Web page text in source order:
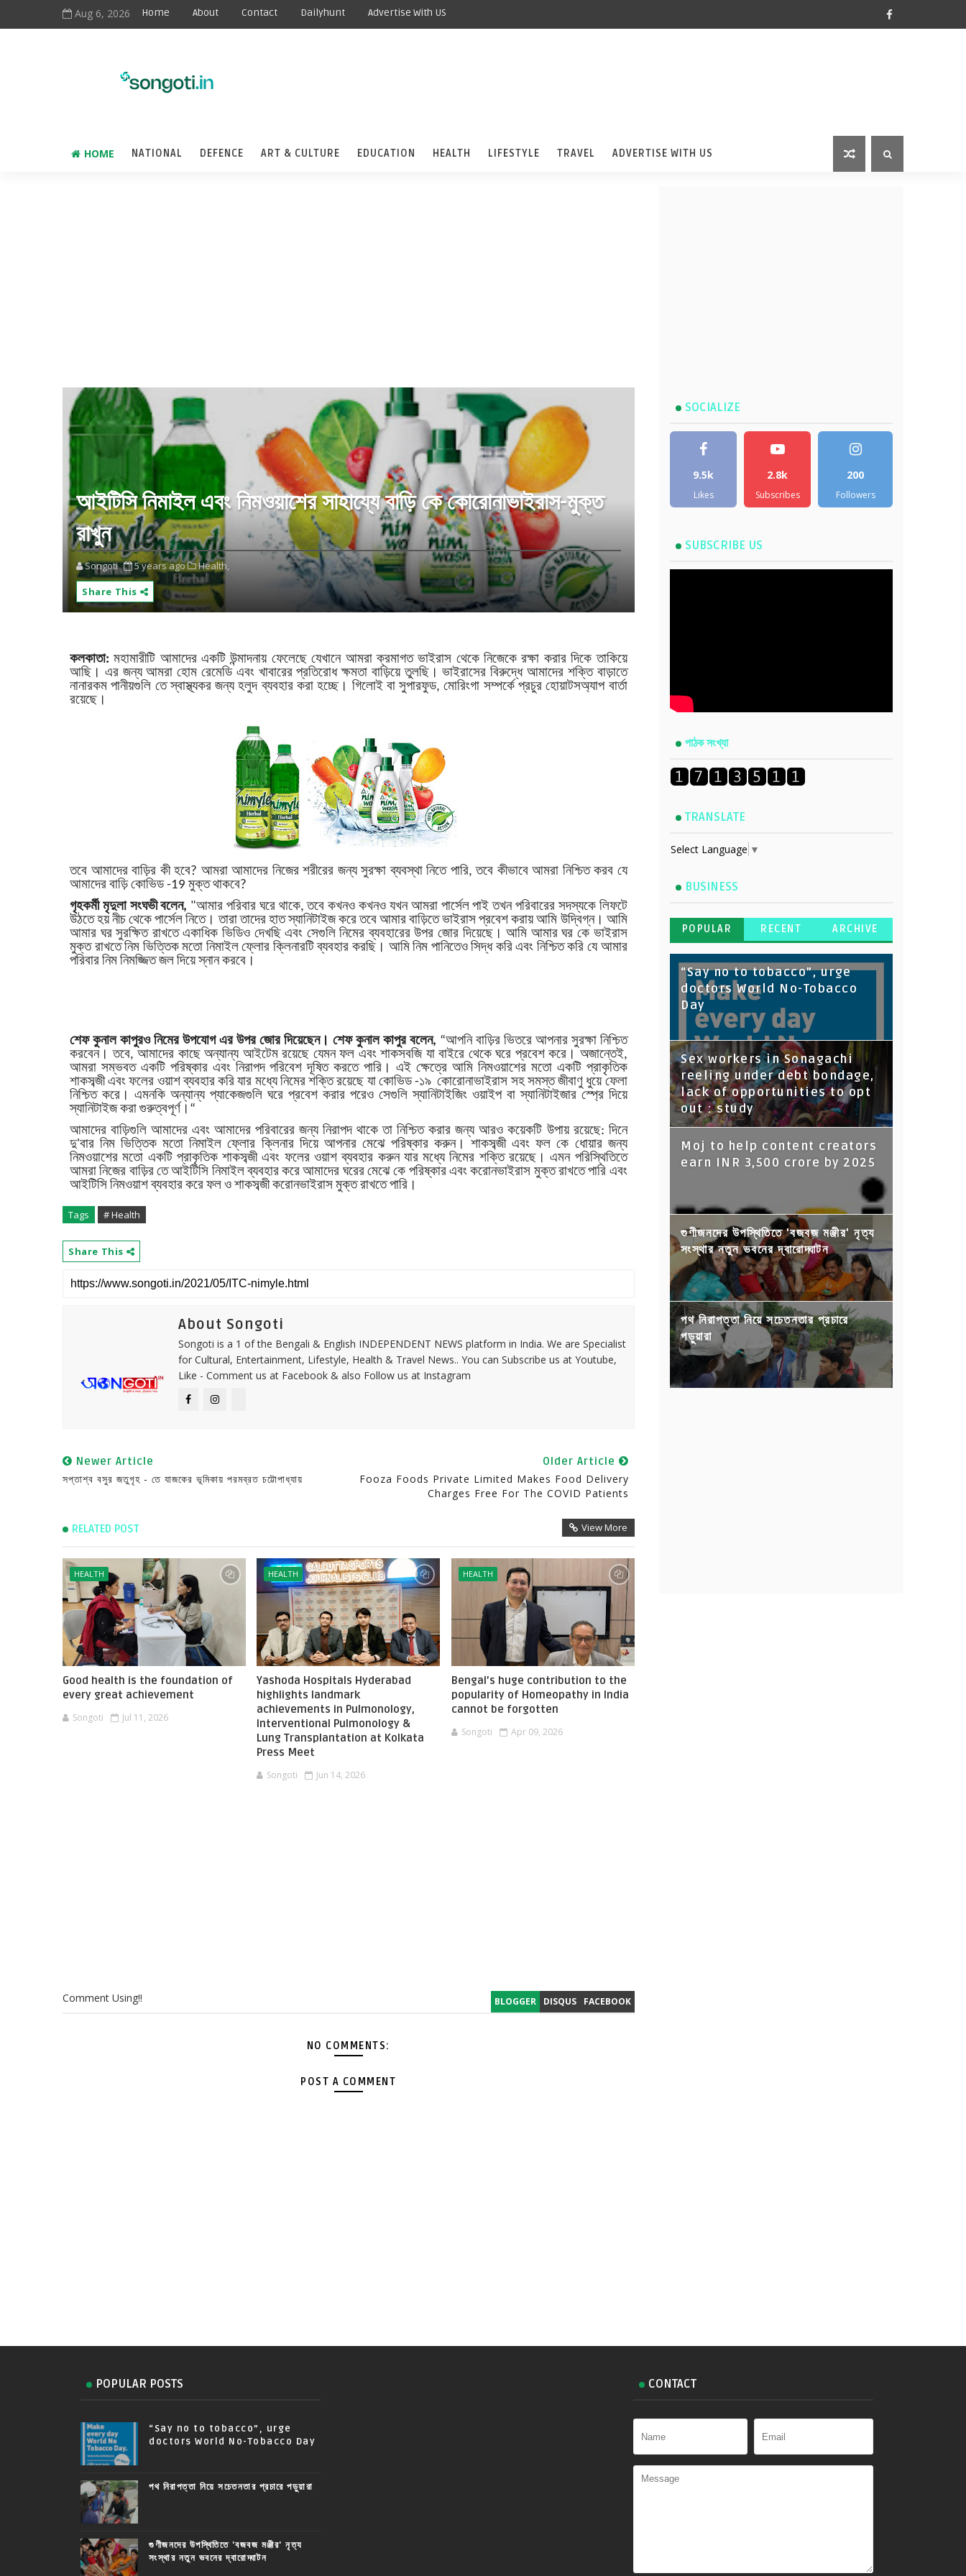
Aug 6, 2026 Home About Contact Dailyhunt Advertise With US
HOME NATIONAL DEFENCE ART & CULTURE EDUCATION HEALTH LIFESTYLE TRAVEL ADVERTISE WITH US
আইটিসি নিমাইল এবং নিমওয়াশের সাহায্যে বাড়ি কে কোরোনাভাইরাস-মুক্ত
রাখুন
Songoti 5 years ago
Health,
Share This
কলকাতা: মহামারীটি আমাদের একটি উন্মাদনায় ফেলেছে যেখানে আমরা ক্রমাগত ভাইরাস থেকে নিজেকে রক্ষা করার দিকে তাকিয়ে
আছি। এর জন্য আমরা হোম রেমেডি এবং খাবারের প্রতিরোধ ক্ষমতা বাড়িয়ে তুলছি। ভাইরাসের বিরুদ্ধে আমাদের শক্তি বাড়াতে
নানারকম পানীয়গুলি তে স্বাস্থ্যকর জন্য হলুদ ব্যবহার করা হচ্ছে। গিলোই বা সুপারফুড, মোরিংগা সম্পর্কে প্রচুর হোয়াটসঅ্যাপ বার্তা
রয়েছে।
তবে আমাদের বাড়ির কী হবে? আমরা আমাদের নিজের শরীরের জন্য সুরক্ষা ব্যবস্থা নিতে পারি, তবে কীভাবে আমরা নিশ্চিত করব যে
আমাদের বাড়ি কোভিড -19 মুক্ত থাকবে?
গৃহকর্মী মৃদুলা সংঘভী বলেন, "আমার পরিবার ঘরে থাকে, তবে কখনও কখনও যখন আমরা পার্সেল পাই তখন পরিবারের সদস্যকে লিফটে
উঠতে হয় নীচ থেকে পার্সেল নিতে। তারা তাদের হাত স্যানিটাইজ করে তবে আমার বাড়িতে ভাইরাস প্রবেশ করায় আমি উদ্বিগ্ন। আমি
আমার ঘর সুরক্ষিত রাখতে একাধিক ভিডিও দেখছি এবং সেগুলি নিমের ব্যবহারের উপর জোর দিয়েছে। আমি আমার ঘর কে ভাইরাস
মুক্ত রাখতে নিম ভিত্তিক মতো নিমাইল ফ্লোর ক্লিনারটি ব্যবহার করছি। আমি নিম পানিতেও সিদ্ধ করি এবং নিশ্চিত করি যে আমার
পরিবার নিম নিমজ্জিত জল দিয়ে স্নান করবে।
শেফ কুনাল কাপুরও নিমের উপযোগ এর উপর জোর দিয়েছেন। শেফ কুনাল কাপুর বলেন, “আপনি বাড়ির ভিতরে আপনার সুরক্ষা নিশ্চিত
করবেন। তবে, আমাদের কাছে অন্যান্য আইটেম রয়েছে যেমন ফল এবং শাকসবজি যা বাইরে থেকে ঘরে প্রবেশ করে। অজান্তেই,
আমরা সম্ভবত একটি পরিষ্কার এবং নিরাপদ পরিবেশ দূষিত করতে পারি। এই ক্ষেত্রে আমি নিমওয়াশের মতো একটি প্রাকৃতিক
শাকসব্জী এবং ফলের ওয়াশ ব্যবহার করি যার মধ্যে নিমের শক্তি রয়েছে যা কোভিড -১৯ কোরোনাভাইরাস সহ সমস্ত জীবাণু ধুয়ে ফেলা
নিশ্চিত করে। এমনকি অন্যান্য প্যাকেজগুলি ঘরে প্রবেশ করার পরেও সেগুলি স্যানিটাইজিং ওয়াইপ বা স্যানিটাইজার স্প্রে দিয়ে
স্যানিটাইজ করা গুরুত্বপূর্ণ।“
আমাদের বাড়িগুলি আমাদের এবং আমাদের পরিবারের জন্য নিরাপদ থাকে তা নিশ্চিত করার জন্য আরও কয়েকটি উপায় রয়েছে: দিনে
দু'বার নিম ভিত্তিক মতো নিমাইল ফ্লোর ক্লিনার দিয়ে আপনার মেঝে পরিষ্কার করুন। শাকসব্জী এবং ফল কে ধোয়ার জন্য
নিমওয়াশের মতো একটি প্রাকৃতিক শাকসব্জী এবং ফলের ওয়াশ ব্যবহার করুন যার মধ্যে নিমের শক্তি রয়েছে। এমন পরিস্থিতিতে
আমরা নিজের বাড়ির তে আইটিসি নিমাইল ব্যবহার করে আমাদের ঘরের মেঝে কে পরিষ্কার এবং করোনভাইরাস মুক্ত রাখতে পারি এবং
আইটিসি নিমওয়াশ ব্যবহার করে ফল ও শাকসব্জী করোনভাইরাস মুক্ত রাখতে পারি।
Tags # Health
Share This
About Songoti
Songoti is a 1 of the Bengali & English INDEPENDENT NEWS platform in India. We are Specialist
for Cultural, Entertainment, Lifestyle, Health & Travel News.. You can Subscribe us at Youtube,
Like - Comment us at Facebook & also Follow us at Instagram
Newer Article
সপ্তাশ্ব বসুর জতুগৃহ - তে যাজকের ভূমিকায় পরমব্রত চট্টোপাধ্যায়
Older Article
Fooza Foods Private Limited Makes Food Delivery
Charges Free For The COVID Patients
RELATED POST View More
HEALTH
Good health is the foundation of
every great achievement
Songoti Jul 11, 2026
HEALTH
Yashoda Hospitals Hyderabad
highlights landmark
achievements in Pulmonology,
Interventional Pulmonology &
Lung Transplantation at Kolkata
Press Meet
Songoti Jun 14, 2026
HEALTH
Bengal’s huge contribution to the
popularity of Homeopathy in India
cannot be forgotten
Songoti Apr 09, 2026
BLOGGER DISQUS FACEBOOK
Comment Using!!
NO COMMENTS:
POST A COMMENT
SOCIALIZE
9.5k
Likes
2.8k
Subscribes
200
Followers
SUBSCRIBE US
পাঠক সংখ্যা
TRANSLATE
Select Language ▼
BUSINESS
POPULAR RECENT ARCHIVE
“Say no to tobacco”, urge
doctors World No-Tobacco
Day
Sex workers in Sonagachi
reeling under debt bondage,
lack of opportunities to opt
out : study
Moj to help content creators
earn INR 3,500 crore by 2025
গুণীজনদের উপস্থিতিতে 'বজবজ মঞ্জীর' নৃত্য
সংস্থার নতুন ভবনের দ্বারোদ্ঘাটন
পথ নিরাপত্তা নিয়ে সচেতনতার প্রচারে
পড়ুয়ারা
POPULAR POSTS
“Say no to tobacco”, urge
doctors World No-Tobacco Day
পথ নিরাপত্তা নিয়ে সচেতনতার প্রচারে পড়ুয়ারা
গুণীজনদের উপস্থিতিতে 'বজবজ মঞ্জীর' নৃত্য
সংস্থার নতুন ভবনের দ্বারোদ্ঘাটন
CONTACT